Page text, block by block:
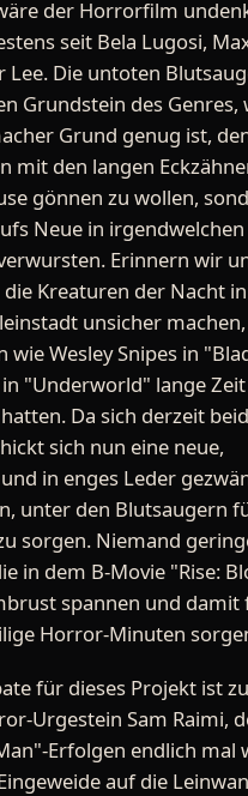
der Horrorfilm
seit Bela Lugosi,
Lee. Die untoten
Grundstein des Genres,
Grund genug ist,
mit den langen
gönnen zu wollen,
Neue in irgendwelchen
Erinnern wir
Kreaturen der Nacht
unsicher
wie Wesley Snipes in
in "Underworld" lange
Da sich derzeit
sich nun eine neue,
in enges Leder
unter den Blutsaugern
sorgen. Niemand
in dem B-Movie "Rise:
spannen und damit
Horror-Minuten
für dieses Projekt ist
Urgestein Sam Raimi,
Erfolgen endlich mal
auf die